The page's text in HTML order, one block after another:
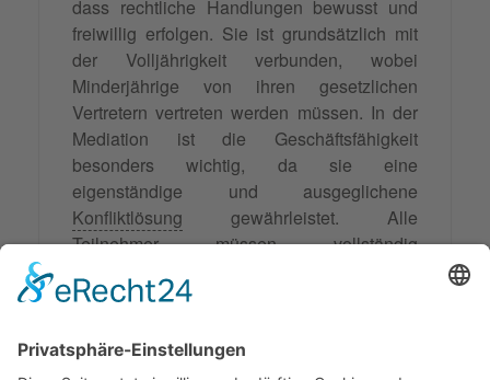
dass rechtliche Handlungen bewusst und
freiwillig erfolgen. Sie ist grundsätzlich mit
der Volljährigkeit verbunden, wobei
Minderjährige von ihren gesetzlichen
Vertretern vertreten werden müssen. In der
Mediation ist die Geschäftsfähigkeit
besonders wichtig, da sie eine
eigenständige und ausgeglichene
Konfliktlösung gewährleistet. Alle
Teilnehmer müssen vollständig
verstehen und vertreten zu können.
GmbHs durch ihre Organe handeln können,